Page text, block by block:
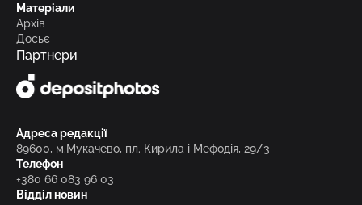
Матеріали
Архів
Досьє
Партнери
Адреса редакції
89600, м.Мукачево, пл. Кирила і Мефодія, 29/3
Телефон
+380 66 083 96 03
Відділ новин